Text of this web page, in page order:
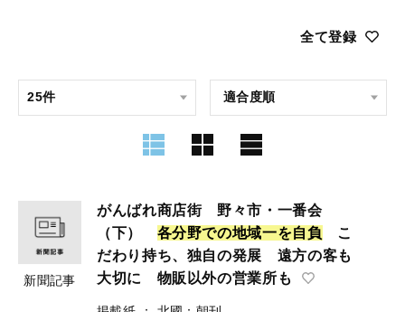
全て登録
新聞記事
がんばれ商店街 野々市・一番会
（下） 各分野での地域一を自負 こ
だわり持ち、独自の発展 遠方の客も
大切に 物販以外の営業所も